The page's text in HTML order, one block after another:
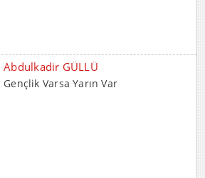
Abdulkadir GÜLLÜ
Gençlik Varsa Yarın Var